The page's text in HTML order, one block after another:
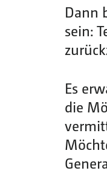
Dann
sein:
Es
die